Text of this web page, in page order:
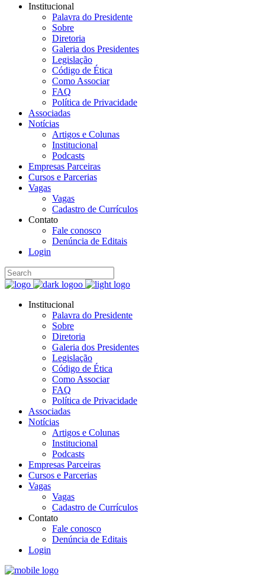
Institucional
Palavra do Presidente
Sobre
Diretoria
Galeria dos Presidentes
Legislação
Código de Ética
Como Associar
FAQ
Política de Privacidade
Associadas
Notícias
Artigos e Colunas
Institucional
Podcasts
Empresas Parceiras
Cursos e Parcerias
Vagas
Vagas
Cadastro de Currículos
Contato
Fale conosco
Denúncia de Editais
Login
Institucional
Palavra do Presidente
Sobre
Diretoria
Galeria dos Presidentes
Legislação
Código de Ética
Como Associar
FAQ
Política de Privacidade
Associadas
Notícias
Artigos e Colunas
Institucional
Podcasts
Empresas Parceiras
Cursos e Parcerias
Vagas
Vagas
Cadastro de Currículos
Contato
Fale conosco
Denúncia de Editais
Login